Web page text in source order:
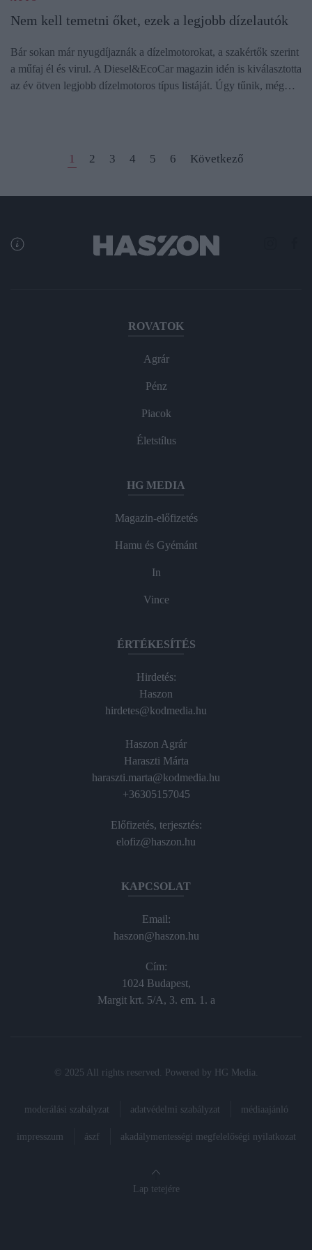
Nem kell temetni őket, ezek a legjobb dízelautók
Bár sokan már nyugdíjaznák a dízelmotorokat, a szakértők szerint
a műfaj él és virul. A Diesel&EcoCar magazin idén is kiválasztotta
az év ötven legjobb dízelmotoros típus listáját. Úgy tűnik, még…
1 2 3 4 5 6 Következő
ROVATOK
Agrár
Pénz
Piacok
Életstílus
HG MEDIA
Magazin-előfizetés
Hamu és Gyémánt
In
Vince
ÉRTÉKESÍTÉS
Hirdetés:
Haszon
hirdetes@kodmedia.hu
Haszon Agrár
Haraszti Márta
haraszti.marta@kodmedia.hu
+36305157045
Előfizetés, terjesztés:
elofiz@haszon.hu
KAPCSOLAT
Email:
haszon@haszon.hu
Cím:
1024 Budapest,
Margit krt. 5/A, 3. em. 1. a
© 2025 All rights reserved. Powered by HG Media
moderálási szabályzat adatvédelmi szabályzat médiaajánló
impresszum ászf akadálymentességi megfelelőségi nyilatkozat
Lap tetejére